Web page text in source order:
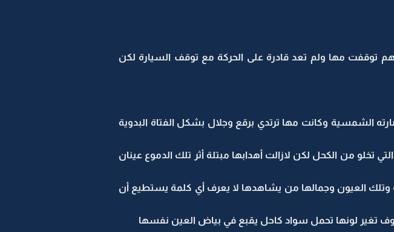
توقفت مها ولم تعد قادرة على الحركة مع توقف السيارة لكن
الشمسية وكانت مها ترتدي برقع وجلال بشكل الفتاة البدوية
تخلو من الكحل لكن لازالت أهدابها مبتلة أثر تلك الدموع عينان
العيون وجمالها من يشاهدها لا يعرف أي كلمة يستطيع أن
تغير لونها تحمل سواد كاحل يقبع في بياض العين نفسها